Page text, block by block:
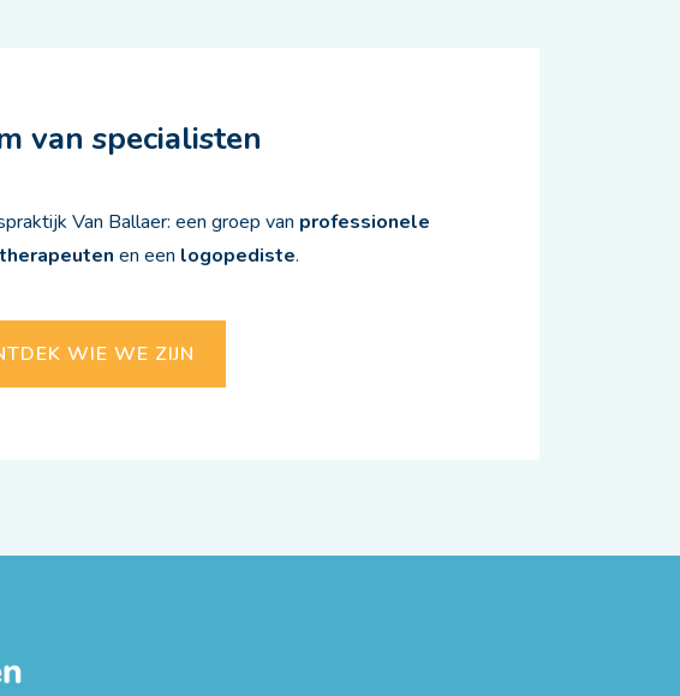
van specialisten
Van Ballaer: een groep van professionele
en een logopediste.
WIE WE ZIJN